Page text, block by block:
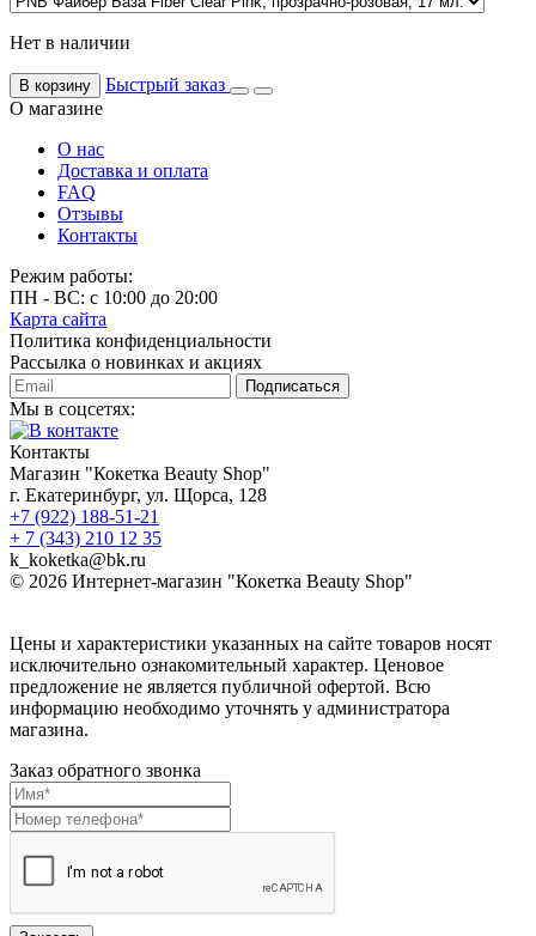
Нет в наличии
В корзину
Быстрый заказ
О магазине
О нас
Доставка и оплата
FAQ
Отзывы
Контакты
Режим работы:
ПН - ВС: с 10:00 до 20:00
Карта сайта
Политика конфиденциальности
Рассылка о новинках и акциях
Подписаться
Мы в соцсетях:
Контакты
Магазин "Кокетка Beauty Shop"
г. Екатеринбург, ул. Щорса, 128
+7 (922) 188-51-21
+ 7 (343) 210 12 35
k_koketka@bk.ru
© 2026 Интернет-магазин "Кокетка Beauty Shop"
Цены и характеристики указанных на сайте товаров носят
исключительно ознакомительный характер. Ценовое
предложение не является публичной офертой. Всю
информацию необходимо уточнять у администратора
магазина.
Заказ обратного звонка